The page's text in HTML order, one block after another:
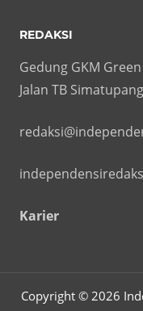
REDAKSI
Gedung GKM
Jalan TB
Karier
Copyright © 2026